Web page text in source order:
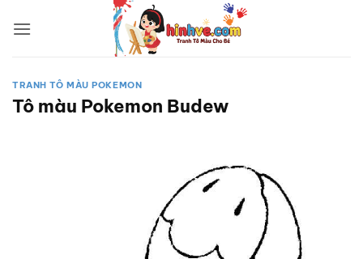
qua
TRANH TÔ MÀU POKEMON
Tô màu Pokemon Budew